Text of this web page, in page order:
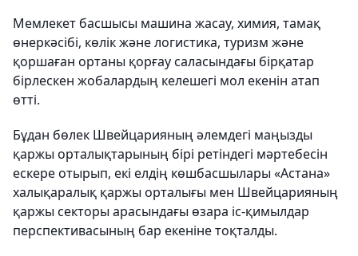
Мемлекет басшысы машина жасау, химия, тамақ
өнеркәсібі, көлік және логистика, туризм және
қоршаған ортаны қорғау саласындағы бірқатар
бірлескен жобалардың келешегі мол екенін атап
өтті.
Бұдан бөлек Швейцарияның әлемдегі маңызды
қаржы орталықтарының бірі ретіндегі мәртебесін
ескере отырып, екі елдің көшбасшылары «Астана»
халықаралық қаржы орталығы мен Швейцарияның
қаржы секторы арасындағы өзара іс-қимылдар
перспективасының бар екеніне тоқталды.